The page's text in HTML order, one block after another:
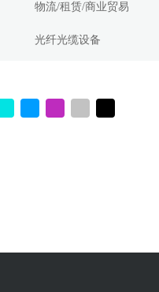
物流/租赁/商业贸易
光纤光缆设备